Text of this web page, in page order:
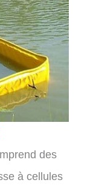
des
à cellules